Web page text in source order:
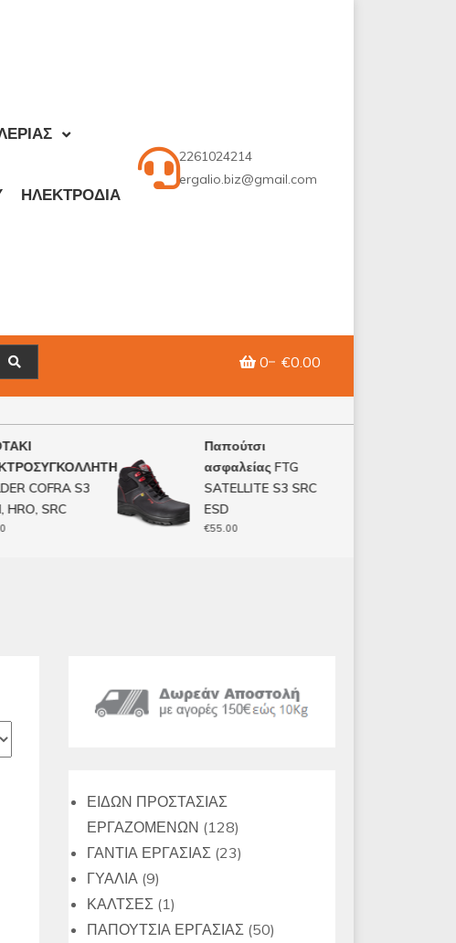
ΗΛΕΚΤΡΟΔΙΑ
2261024214
ergalio.biz@gmail.com
0 €0.00
COFRA S3
SRC
Παπούτσι
ασφαλείας FTG
SATELLITE S3 SRC
ESD
55.00
ΕΙΔΩΝ ΠΡΟΣΤΑΣΙΑΣ
ΕΡΓΑΖΟΜΕΝΩΝ 128128
προϊόντα
ΓΑΝΤΙΑ ΕΡΓΑΣΙΑΣ 2323
ΓΥΑΛΙΑ 99
προϊόντα
ΚΑΛΤΣΕΣ 11
προϊόν
ΠΑΠΟΥΤΣΙΑ ΕΡΓΑΣΙΑΣ 5050